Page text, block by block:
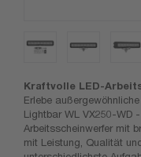
Kraftvolle LED-
Erlebe
Lightbar WL VX250-WD
Arbeitsscheinwerfer mit
mit Leistung, Qualität